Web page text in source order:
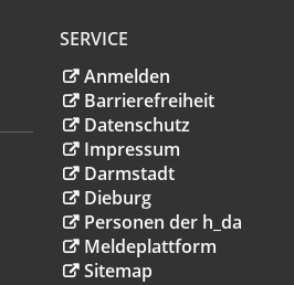
SERVICE
Anmelden
Barrierefreiheit
Datenschutz
Impressum
Darmstadt
Dieburg
Personen der h_da
Meldeplattform
Sitemap